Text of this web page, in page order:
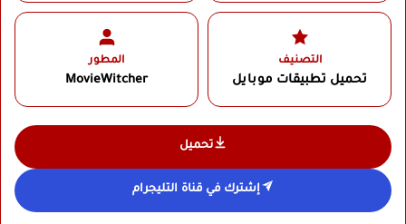
التصنيف
تحميل تطبيقات موبايل
المطور
MovieWitcher‏
تحميل
إشترك في قناة التليجرام